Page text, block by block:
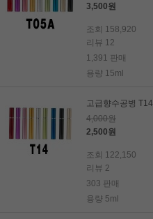
3,500원
조회 158,920
리뷰 12
1,391 판매
용량 15ml
고급향수공병 T14
4,000원
2,500원
조회 122,150
리뷰 2
303 판매
용량 5ml